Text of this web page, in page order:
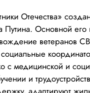
Отечества»
Путина. Основной
ветеранов
с медицинской и
и